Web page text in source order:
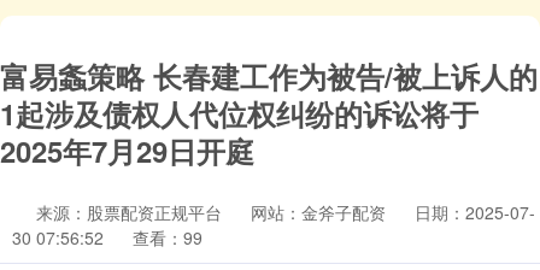
富易螽策略 长春建工作为被告/被上诉人的
1起涉及债权人代位权纠纷的诉讼将于
2025年7月29日开庭
来源：股票配资正规平台 网站：金斧子配资
日期：2025-07-
30 07:56:52
查看：99